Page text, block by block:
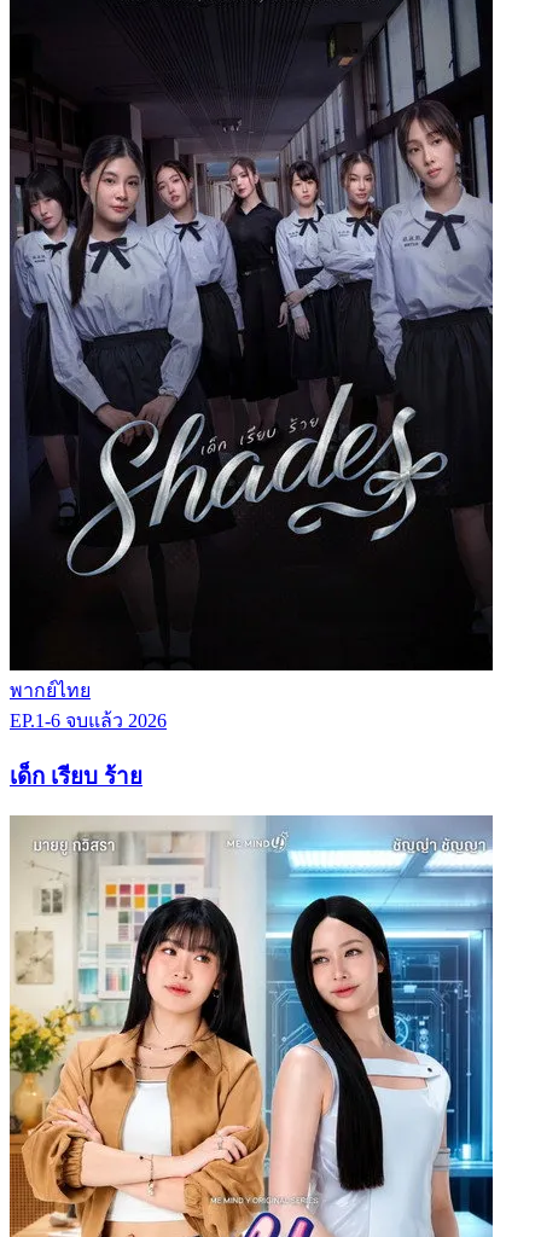
พากย์ไทย
EP.1-6 จบแล้ว 2026
เด็ก เรียบ ร้าย